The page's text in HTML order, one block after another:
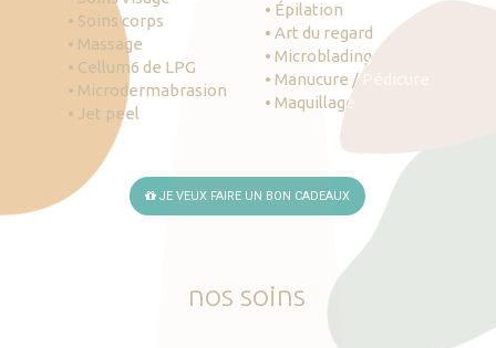
• Soins corps
• Massage
• Cellum6 de LPG
• Microdermabrasion
• Jet peel
• Épilation
• Art du regard
• Microblading
• Manucure / Pédicure
• Maquillage
JE VEUX FAIRE UN BON CADEAUX
nos soins